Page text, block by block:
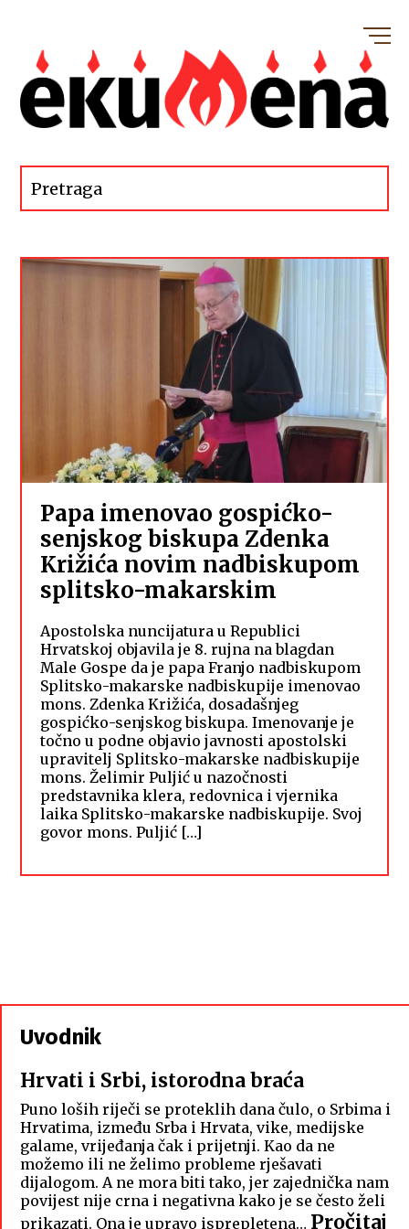
Papa imenovao gospićko-
senjskog biskupa Zdenka
Križića novim nadbiskupom
splitsko-makarskim
Apostolska nuncijatura u Republici
Hrvatskoj objavila je 8. rujna na blagdan
Male Gospe da je papa Franjo nadbiskupom
Splitsko-makarske nadbiskupije imenovao
mons. Zdenka Križića, dosadašnjeg
gospićko-senjskog biskupa. Imenovanje je
točno u podne objavio javnosti apostolski
upravitelj Splitsko-makarske nadbiskupije
mons. Želimir Puljić u nazočnosti
predstavnika klera, redovnica i vjernika
laika Splitsko-makarske nadbiskupije. Svoj
govor mons. Puljić […]
Uvodnik
Hrvati i Srbi, istorodna braća
Puno loših riječi se proteklih dana čulo, o Srbima i
Hrvatima, između Srba i Hrvata, vike, medijske
galame, vrijeđanja čak i prijetnji. Kao da ne
možemo ili ne želimo probleme rješavati
dijalogom. A ne mora biti tako, jer zajednička nam
povijest nije crna i negativna kako je se često želi
prikazati. Ona je upravo isprepletena… Pročitaj